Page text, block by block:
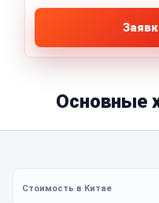
Основные